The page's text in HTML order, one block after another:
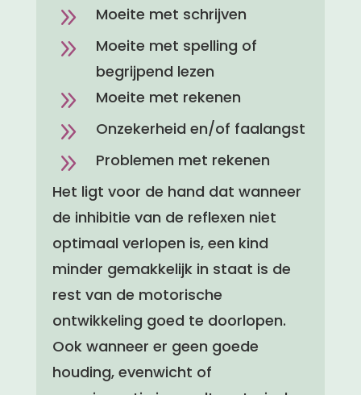
9 Moeite met schrijven
9
Moeite met spelling of
begrijpend lezen
9 Moeite met rekenen
9 Onzekerheid en/of faalangst
9
Problemen met rekenen
Het ligt voor de hand dat wanneer
de inhibitie van de reflexen niet
optimaal verlopen is, een kind
minder gemakkelijk in staat is de
rest van de motorische
ontwikkeling goed te doorlopen.
Ook wanneer er geen goede
houding, evenwicht of